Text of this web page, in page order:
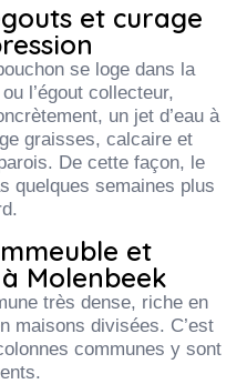
et curage
se loge dans la
l’égout collecteur,
un jet d’eau à
graisses, calcaire et
De cette façon, le
quelques semaines plus
et
Molenbeek
très dense, riche en
maisons divisées. C’est
communes y sont